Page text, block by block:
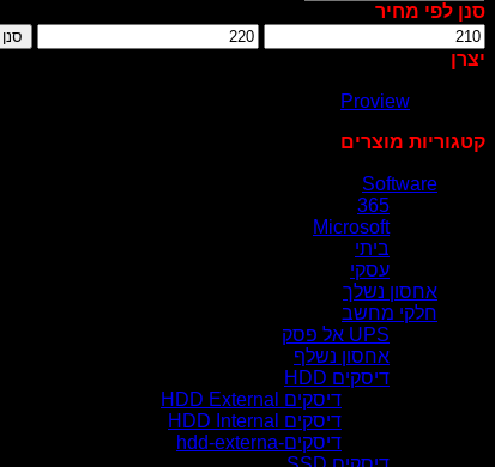
סנן לפי מחיר
מחיר
מינימלי
מחיר
מקסימלי
סנן
יצרן
Proview
קטגוריות מוצרים
Software
365
Microsoft
ביתי
עסקי
אחסון נשלך
חלקי מחשב
UPS אל פסק
אחסון נשלף
דיסקים HDD
דיסקים HDD External
דיסקים HDD Internal
דיסקים-hdd-externa